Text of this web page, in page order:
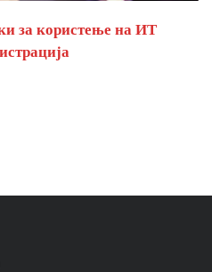
за користење на ИТ